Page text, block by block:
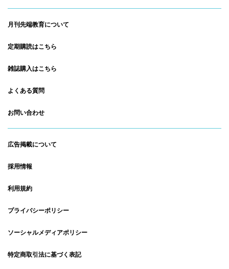
月刊先端教育について
定期購読はこちら
雑誌購入はこちら
よくある質問
お問い合わせ
広告掲載について
採用情報
利用規約
プライバシーポリシー
ソーシャルメディアポリシー
特定商取引法に基づく表記